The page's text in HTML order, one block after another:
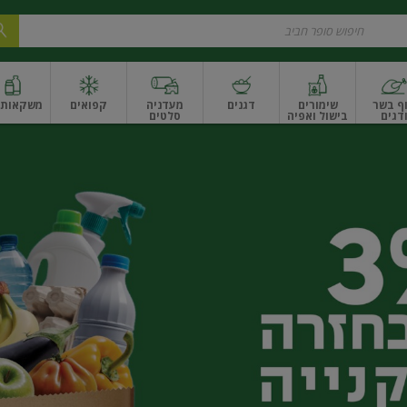
בשר
ודגים
שימורים
בישול ואפיה
דגנים מעדניה
סלטים
ונקניקים
קפואים משקאות
ואגוזיםפירות יבשים ארוזפירות יבשים בתפזורתפיצוחים, אגוזים